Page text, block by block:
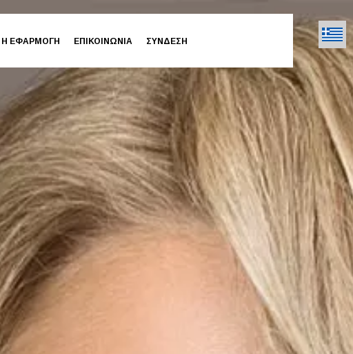
Η ΕΦΑΡΜΟΓΗ ΕΠΙΚΟΙΝΩΝΙΑ ΣΥΝΔΕΣΗ